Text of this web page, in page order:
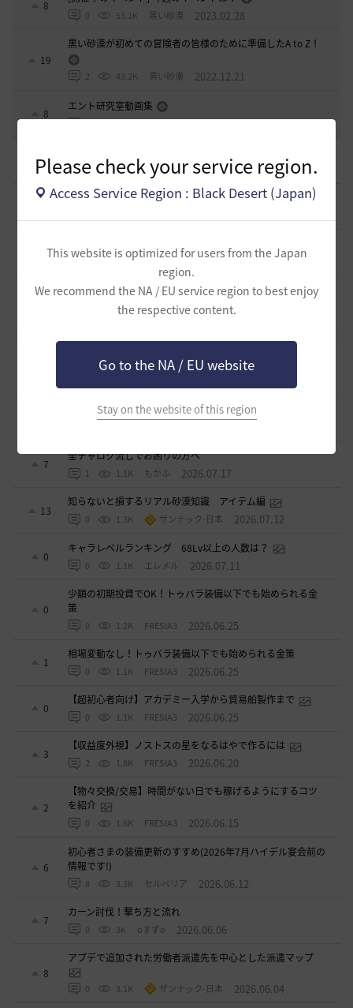
Please check your service region.
Access Service Region : Black Desert (Japan)
This website is optimized for users from the Japan
region.
We recommend the NA / EU service region to best enjoy
the respective content.
Go to the NA / EU website
Stay on the website of this region
8
0 53.1K 黒い砂漠 2023.02.28
19
黒い砂漠が初めての冒険者の皆様のために準備したA to Z！
2 43.2K 黒い砂漠 2022.12.21
8
エント研究室動画集
1 32.3K 黒い砂漠 2021.05.12
11
1 395 ザンナック-日本 2 日前
＜ジェピロスバフ＞予定時刻 8/ 2(日)～8/9（日）
2
0 766 セルベリア 6 日前
【初心者さまへ】装備更新の流れ（HYPERBOOST）
（2026/07/30～）
セルベリア
ります【HYPERBOOST】
漆黒ライオン狩猟用 ノックバック＆気絶抵抗100%構成
7
全チャログ流しでお困りの方へ
1 1.1K もかふ 2026.07.17
13
知らないと損するリアル砂漠知識 アイテム編
0 1.3K ザンナック-日本 2026.07.12
0
キャラレベルランキング 68Lv以上の人数は？
0 1.1K エレメル 2026.07.11
0
少額の初期投資でOK！トゥバラ装備以下でも始められる金
策
0 1.2K FRESIA3 2026.06.25
1
相場変動なし！トゥバラ装備以下でも始められる金策
0 1.1K FRESIA3 2026.06.25
0
【超初心者向け】アカデミー入学から貿易船製作まで
0 1.1K FRESIA3 2026.06.25
3
【収益度外視】ノストスの星をなるはやで作るには
2 1.8K FRESIA3 2026.06.20
2
【物々交換/交易】時間がない日でも稼げるようにするコツ
を紹介
0 1.6K FRESIA3 2026.06.15
6
初心者さまの装備更新のすすめ(2026年7月ハイデル宴会前の
情報です!)
8 3.3K セルベリア 2026.06.12
7
カーン討伐！撃ち方と流れ
0 3K oすずo 2026.06.06
8
アプデで追加された労働者派遣先を中心とした派遣マップ
0 3.1K ザンナック-日本 2026.06.04